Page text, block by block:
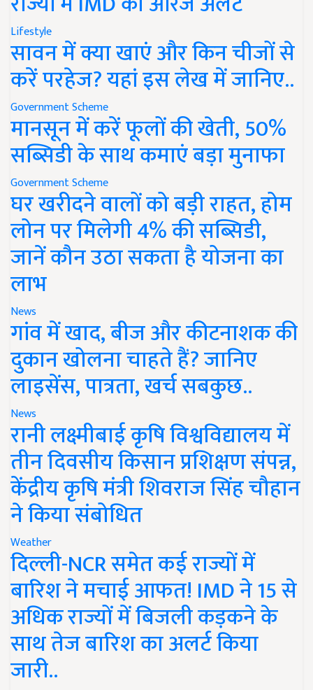
Lifestyle
सावन में क्या खाएं और किन चीजों से
करें परहेज? यहां इस लेख में जानिए..
Government Scheme
मानसून में करें फूलों की खेती, 50%
सब्सिडी के साथ कमाएं बड़ा मुनाफा
Government Scheme
घर खरीदने वालों को बड़ी राहत, होम
लोन पर मिलेगी 4% की सब्सिडी,
जानें कौन उठा सकता है योजना का
लाभ
News
गांव में खाद, बीज और कीटनाशक की
दुकान खोलना चाहते हैं? जानिए
लाइसेंस, पात्रता, खर्च सबकुछ..
News
रानी लक्ष्मीबाई कृषि विश्वविद्यालय में
तीन दिवसीय किसान प्रशिक्षण संपन्न,
केंद्रीय कृषि मंत्री शिवराज सिंह चौहान
ने किया संबोधित
Weather
दिल्ली-NCR समेत कई राज्यों में
बारिश ने मचाई आफत! IMD ने 15 से
अधिक राज्यों में बिजली कड़कने के
साथ तेज बारिश का अलर्ट किया
जारी..